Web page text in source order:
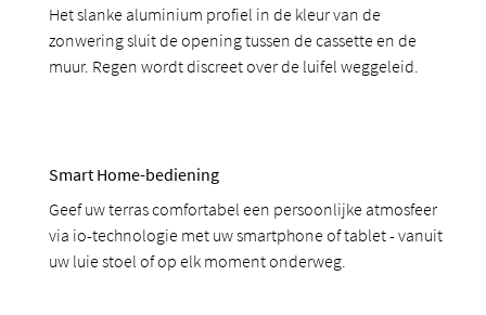
Het slanke aluminium profiel in de kleur van de
zonwering sluit de opening tussen de cassette en de
muur. Regen wordt discreet over de luifel weggeleid.
Smart Home-bediening
Geef uw terras comfortabel een persoonlijke atmosfeer
via io-technologie met uw smartphone of tablet - vanuit
uw luie stoel of op elk moment onderweg.